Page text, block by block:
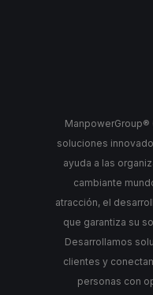
ManpowerGroup®
soluciones
ayuda a las
cambiante
atracción, el
que garantiza su
Desarrollamos
clientes y
personas con